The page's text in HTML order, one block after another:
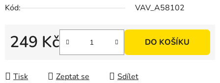
Kód:
VAV_A58102
249 Kč DO KOŠÍKU
Tisk Zeptat se Sdílet